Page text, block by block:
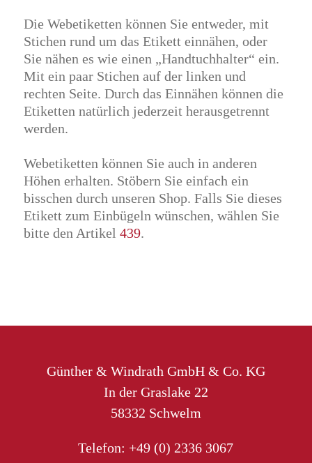
Die Webetiketten können Sie entweder, mit
Stichen rund um das Etikett einnähen, oder
Sie nähen es wie einen „Handtuchhalter“ ein.
Mit ein paar Stichen auf der linken und
rechten Seite. Durch das Einnähen können die
Etiketten natürlich jederzeit herausgetrennt
werden.
Webetiketten können Sie auch in anderen
Höhen erhalten. Stöbern Sie einfach ein
bisschen durch unseren Shop. Falls Sie dieses
Etikett zum Einbügeln wünschen, wählen Sie
bitte den Artikel 439.
Günther & Windrath GmbH & Co. KG
In der Graslake 22
58332 Schwelm
Telefon: +49 (0) 2336 3067